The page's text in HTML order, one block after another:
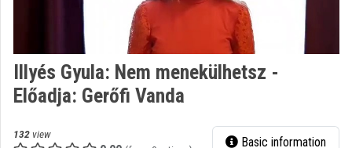
Categories
Illyés Gyula: Nem menekülhetsz -
Előadja: Gerőfi Vanda
132 view
Basic information